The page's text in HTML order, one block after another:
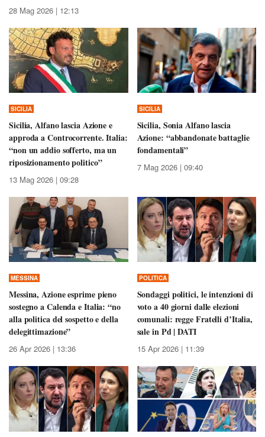
28 Mag 2026 | 12:13
SICILIA
Sicilia, Alfano lascia Azione e
approda a Controcorrente. Italia:
“non un addio sofferto, ma un
riposizionamento politico”
13 Mag 2026 | 09:28
SICILIA
Sicilia, Sonia Alfano lascia
Azione: “abbandonate battaglie
fondamentali”
7 Mag 2026 | 09:40
MESSINA
Messina, Azione esprime pieno
sostegno a Calenda e Italia: “no
alla politica del sospetto e della
delegittimazione”
26 Apr 2026 | 13:36
POLITICA
Sondaggi politici, le intenzioni di
voto a 40 giorni dalle elezioni
comunali: regge Fratelli d’Italia,
sale in Pd | DATI
15 Apr 2026 | 11:39